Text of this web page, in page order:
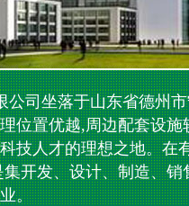
公司坐落于山东省德州
位置优越,周边配套设施
技人才的理想之地。在
开发、设计、制造、销
。